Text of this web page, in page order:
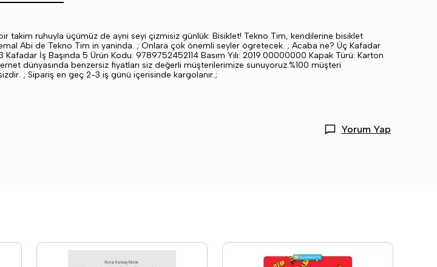
ruhuyla üçümüz de ayni seyi çizmisiz günlük: Bisiklet! Tekno Tim, kendilerine bisiklet
Abi de Tekno Tim in yaninda. ; Onlara çok önemli seyler ögretecek. ; Acaba ne? Üç Kafadar
İş Başında 5 Ürün Kodu: 9789752452114 Basım Yılı: 2019.00000000 Kapak Türü: Karton
dünyasında benzersiz fiyatları siz değerli müşterilerimize sunuyoruz.%100 müşteri
; Sipariş en geç 2-3 iş günü içerisinde kargolanır.;
Yorum Yap